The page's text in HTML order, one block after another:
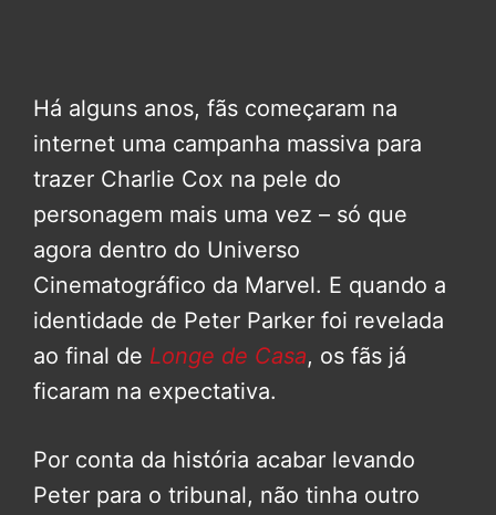
Há alguns anos, fãs começaram na
internet uma campanha massiva para
trazer Charlie Cox na pele do
personagem mais uma vez – só que
agora dentro do Universo
Cinematográfico da Marvel. E quando a
identidade de Peter Parker foi revelada
ao final de Longe de Casa, os fãs já
ficaram na expectativa.
Por conta da história acabar levando
Peter para o tribunal, não tinha outro